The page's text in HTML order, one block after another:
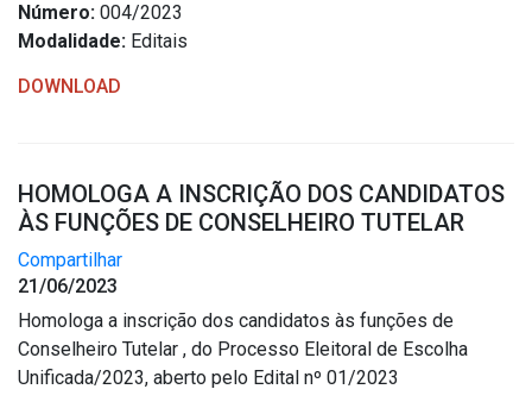
Número: 004/2023
Modalidade: Editais
DOWNLOAD
HOMOLOGA A INSCRIÇÃO DOS CANDIDATOS
ÀS FUNÇÕES DE CONSELHEIRO TUTELAR
Compartilhar
21/06/2023
Homologa a inscrição dos candidatos às funções de
Conselheiro Tutelar , do Processo Eleitoral de Escolha
Unificada/2023, aberto pelo Edital nº 01/2023